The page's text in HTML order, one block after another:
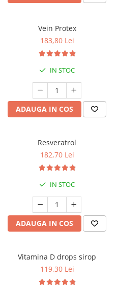
Vein Protex
183,80 Lei
IN STOC
ADAUGA IN COS
Resveratrol
182,70 Lei
IN STOC
ADAUGA IN COS
Vitamina D drops sirop
119,30 Lei